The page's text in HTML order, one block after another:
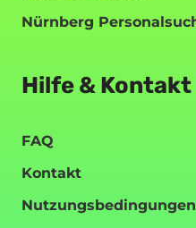
Nürnberg
Hilfe & Kontakt
FAQ
Kontakt